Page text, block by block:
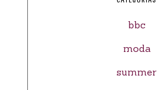
bbc
moda
summer